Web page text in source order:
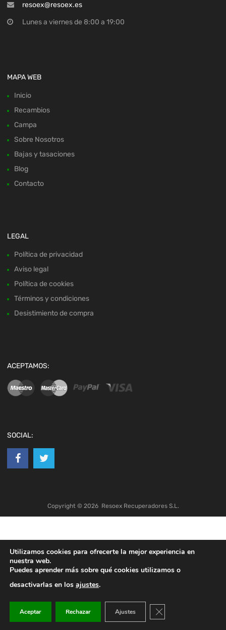
resoex@resoex.es
Lunes a viernes de 8:00 a 19:00
MAPA WEB
Inicio
Recambios
Campa
Sobre Nosotros
Bajas y tasaciones
Blog
Contacto
LEGAL
Política de privacidad
Aviso legal
Política de cookies
Términos y condiciones
Desistimiento de compra
ACEPTAMOS:
SOCIAL:
Copyright © 2026 Resoex Recuperadores S.L.
Utilizamos cookies para ofrecerte la mejor experiencia en
nuestra web.
Puedes aprender más sobre qué cookies utilizamos o
desactivarlas en los ajustes.
Aceptar Rechazar Ajustes Cerrar el banner de